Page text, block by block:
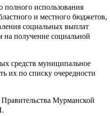
полного использования
и местного бюджетов,
социальных выплат
получение социальной
средств муниципальное
их по списку очередности
Мурманской